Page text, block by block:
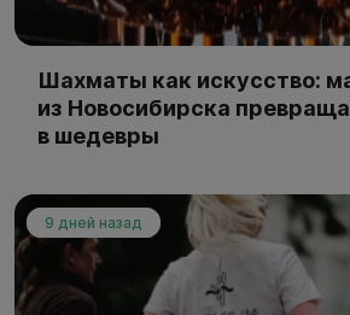
Шахматы как искусство:
из Новосибирска
в шедевры
9 дней назад